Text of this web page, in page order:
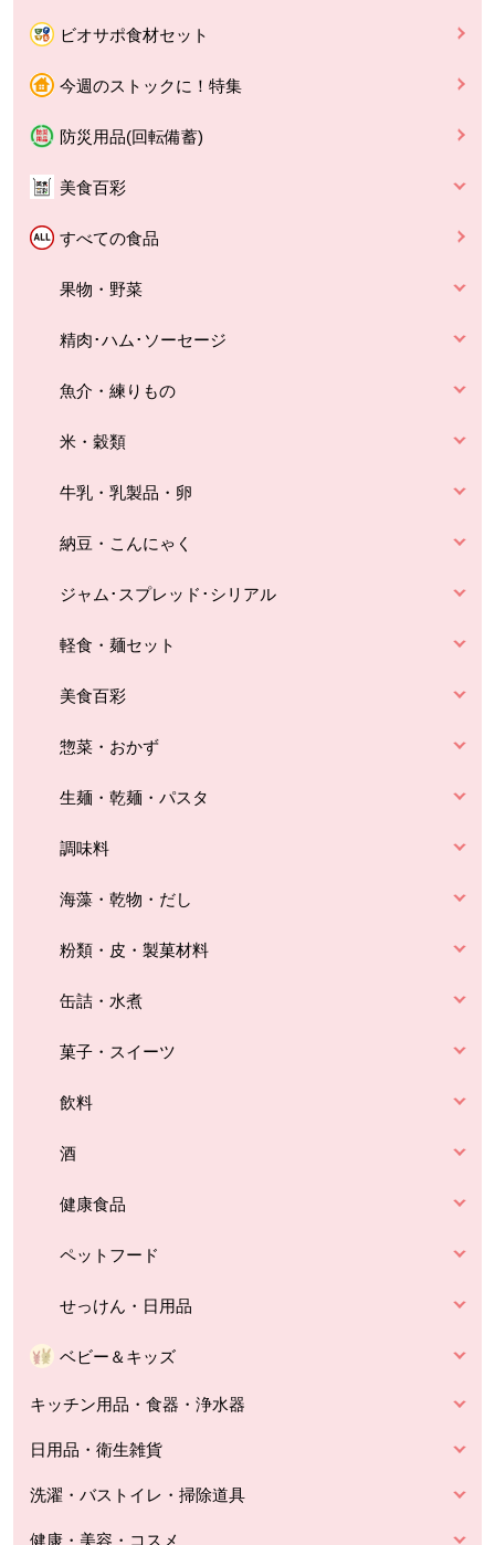
ビオサポ食材セット
今週のストックに！特集
防災用品(回転備蓄)
美食百彩
すべての食品
果物・野菜
精肉･ハム･ソーセージ
魚介・練りもの
米・穀類
牛乳・乳製品・卵
納豆・こんにゃく
ジャム･スプレッド･シリアル
軽食・麺セット
美食百彩
惣菜・おかず
生麺・乾麺・パスタ
調味料
海藻・乾物・だし
粉類・皮・製菓材料
缶詰・水煮
菓子・スイーツ
飲料
酒
健康食品
ペットフード
せっけん・日用品
ベビー＆キッズ
キッチン用品・食器・浄水器
日用品・衛生雑貨
洗濯・バストイレ・掃除道具
健康・美容・コスメ